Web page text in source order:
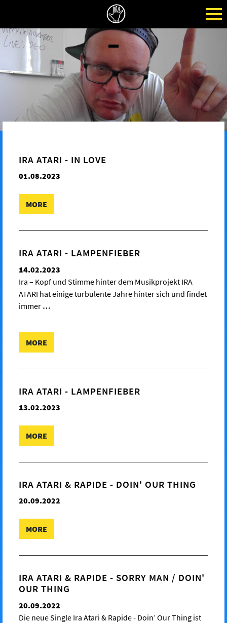
IRA ATARI - IN LOVE
01.08.2023
MORE
IRA ATARI - LAMPENFIEBER
14.02.2023
Ira – Kopf und Stimme hinter dem Musikprojekt IRA
ATARI hat einige turbulente Jahre hinter sich und findet
immer …
MORE
IRA ATARI - LAMPENFIEBER
13.02.2023
MORE
IRA ATARI & RAPIDE - DOIN' OUR THING
20.09.2022
MORE
IRA ATARI & RAPIDE - SORRY MAN / DOIN'
OUR THING
20.09.2022
Die neue Single Ira Atari & Rapide - Doin’ Our Thing ist